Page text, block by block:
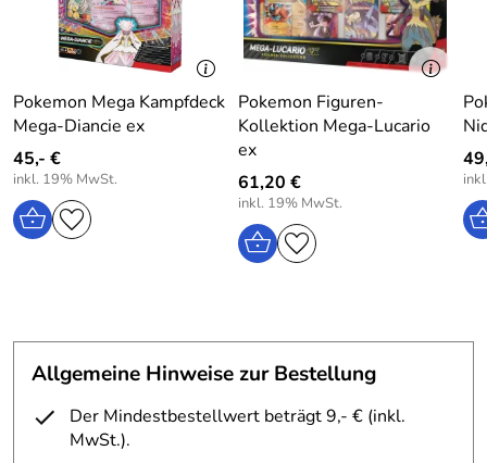
Pokemon Mega Kampfdeck
Mega-Diancie ex
45,- €
inkl. 19% MwSt.
Pokemon Figuren-
Kollektion Mega-Lucario
ex
61,20 €
inkl. 19% MwSt.
Allgemeine Hinweise zur Bestellung
Der Mindestbestellwert beträgt 9,- € (inkl.
MwSt.).